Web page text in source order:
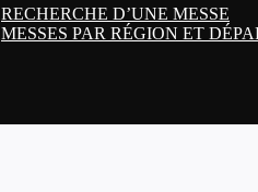
RECHERCHE D’UNE MESSE
MESSES PAR RÉGION ET